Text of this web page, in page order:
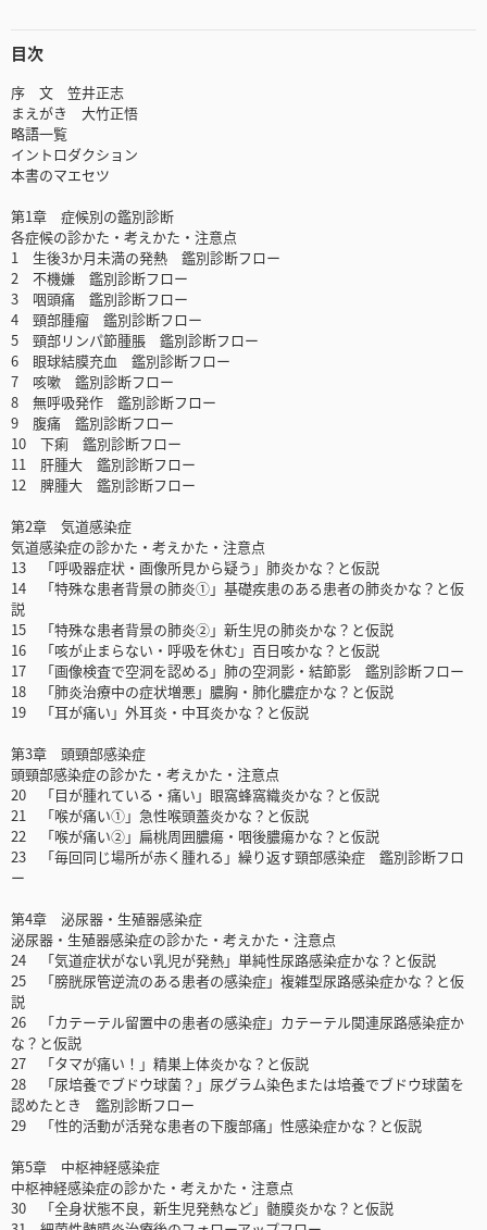
目次
序 文 笠井正志
まえがき 大竹正悟
略語一覧
イントロダクション
本書のマエセツ
第1章 症候別の鑑別診断
各症候の診かた・考えかた・注意点
1 生後3か月未満の発熱 鑑別診断フロー
2 不機嫌 鑑別診断フロー
3 咽頭痛 鑑別診断フロー
4 頸部腫瘤 鑑別診断フロー
5 頸部リンパ節腫脹 鑑別診断フロー
6 眼球結膜充血 鑑別診断フロー
7 咳嗽 鑑別診断フロー
8 無呼吸発作 鑑別診断フロー
9 腹痛 鑑別診断フロー
10 下痢 鑑別診断フロー
11 肝腫大 鑑別診断フロー
12 脾腫大 鑑別診断フロー
第2章 気道感染症
気道感染症の診かた・考えかた・注意点
13 「呼吸器症状・画像所見から疑う」肺炎かな？と仮説
14 「特殊な患者背景の肺炎①」基礎疾患のある患者の肺炎かな？と仮
説
15 「特殊な患者背景の肺炎②」新生児の肺炎かな？と仮説
16 「咳が止まらない・呼吸を休む」百日咳かな？と仮説
17 「画像検査で空洞を認める」肺の空洞影・結節影 鑑別診断フロー
18 「肺炎治療中の症状増悪」膿胸・肺化膿症かな？と仮説
19 「耳が痛い」外耳炎・中耳炎かな？と仮説
第3章 頭頸部感染症
頭頸部感染症の診かた・考えかた・注意点
20 「目が腫れている・痛い」眼窩蜂窩織炎かな？と仮説
21 「喉が痛い①」急性喉頭蓋炎かな？と仮説
22 「喉が痛い②」扁桃周囲膿瘍・咽後膿瘍かな？と仮説
23 「毎回同じ場所が赤く腫れる」繰り返す頸部感染症 鑑別診断フロ
ー
第4章 泌尿器・生殖器感染症
泌尿器・生殖器感染症の診かた・考えかた・注意点
24 「気道症状がない乳児が発熱」単純性尿路感染症かな？と仮説
25 「膀胱尿管逆流のある患者の感染症」複雑型尿路感染症かな？と仮
説
26 「カテーテル留置中の患者の感染症」カテーテル関連尿路感染症か
な？と仮説
27 「タマが痛い！」精巣上体炎かな？と仮説
28 「尿培養でブドウ球菌？」尿グラム染色または培養でブドウ球菌を
認めたとき 鑑別診断フロー
29 「性的活動が活発な患者の下腹部痛」性感染症かな？と仮説
第5章 中枢神経感染症
中枢神経感染症の診かた・考えかた・注意点
30 「全身状態不良，新生児発熱など」髄膜炎かな？と仮説